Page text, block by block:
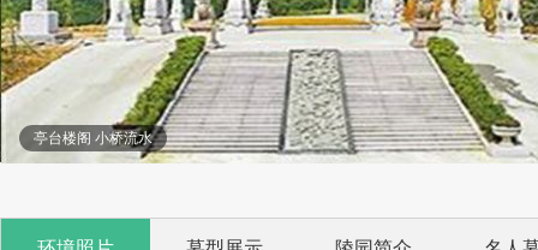
亭台楼阁 小桥流水